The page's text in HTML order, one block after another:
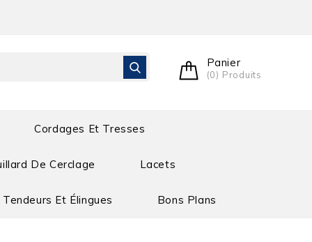
Panier
(0) Produits
Cordages Et Tresses
De Cerclage Lacets
Tendeurs Et Élingues Bons Plans